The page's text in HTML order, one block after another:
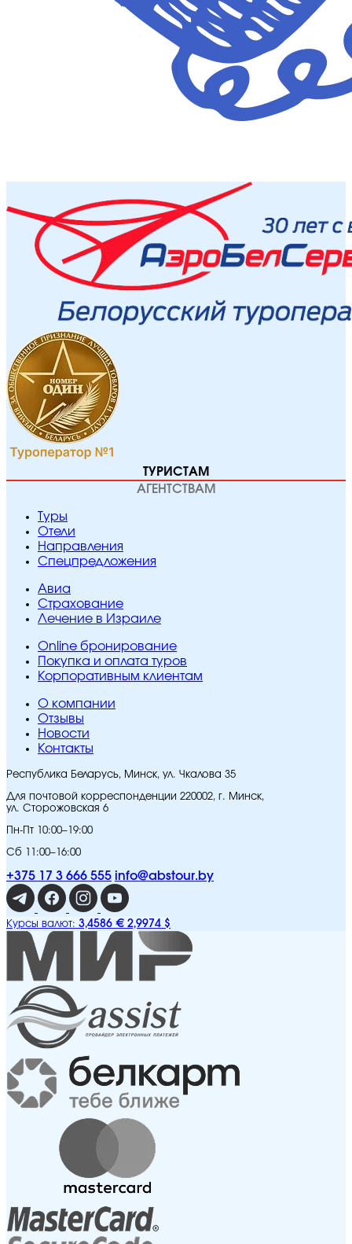
ТУРИСТАМ
АГЕНТСТВАМ
Туры
Отели
Направления
Спецпредложения
Авиа
Страхование
Лечение в Израиле
Online бронирование
Покупка и оплата туров
Корпоративным клиентам
O компании
Отзывы
Новости
Контакты
Республика Беларусь, Минск, ул. Чкалова 35
Для почтовой корреспонденции 220002, г. Минск,
ул. Сторожовская 6
Пн-Пт 10:00–19:00
Сб 11:00–16:00
+375 17 3 666 555 info@abstour.by
Курсы валют: 3,4586 € 2,9974 $